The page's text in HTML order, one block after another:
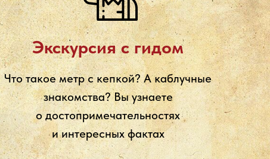
Экскурсия с гидом
Что такое метр с кепкой? А каблучные
знакомства? Вы узнаете
о достопримечательностях
и интересных фактах